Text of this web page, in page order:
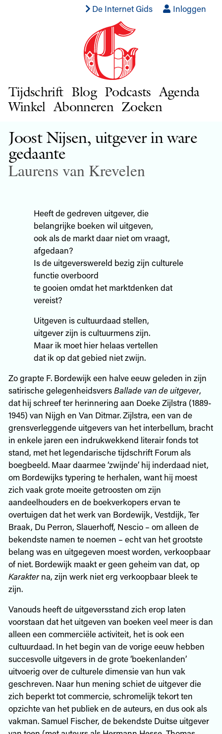
De Internet Gids Inloggen
Tijdschrift Blog Podcasts Agenda
Winkel Abonneren Zoeken
Joost Nijsen, uitgever in ware
gedaante
Laurens van Krevelen
Heeft de gedreven uitgever, die
belangrijke boeken wil uitgeven,
ook als de markt daar niet om vraagt,
afgedaan?
Is de uitgeverswereld bezig zijn culturele
functie overboord
te gooien omdat het marktdenken dat
vereist?
Uitgeven is cultuurdaad stellen,
uitgever zijn is cultuurmens zijn.
Maar ik moet hier helaas vertellen
dat ik op dat gebied niet zwijn.
Zo grapte F. Bordewijk een halve eeuw geleden in zijn
satirische gelegenheidsversBallade van de uitgever,
dat hij schreef ter herinnering aan Doeke Zijlstra (1889-
1945) van Nijgh en Van Ditmar. Zijlstra, een van de
grensverleggende uitgevers van het interbellum, bracht
in enkele jaren een indrukwekkend literair fonds tot
stand, met het legendarische tijdschrift Forum als
boegbeeld. Maar daarmee ‘zwijnde’ hij inderdaad niet,
om Bordewijks typering te herhalen, want hij moest
zich vaak grote moeite getroosten om zijn
aandeelhouders en de boekverkopers ervan te
overtuigen dat het werk van Bordewijk, Vestdijk, Ter
Braak, Du Perron, Slauerhoff, Nescio – om alleen de
bekendste namen te noemen – echt van het grootste
belang was en uitgegeven moest worden, verkoopbaar
of niet. Bordewijk maakt er geen geheim van dat, op
Karakterna, zijn werk niet erg verkoopbaar bleek te
zijn.
Vanouds heeft de uitgeversstand zich erop laten
voorstaan dat het uitgeven van boeken veel meer is dan
alleen een commerciële activiteit, het is ook een
cultuurdaad. In het begin van de vorige eeuw hebben
succesvolle uitgevers in de grote ‘boekenlanden’
uitvoerig over de culturele dimensie van hun vak
geschreven. Naar hun mening schiet de uitgever die
zich beperkt tot commercie, schromelijk tekort ten
opzichte van het publiek en de auteurs, en dus ook als
vakman. Samuel Fischer, de bekendste Duitse uitgever